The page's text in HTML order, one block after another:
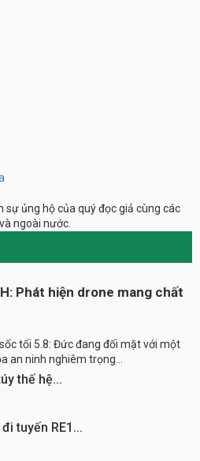
ủng hộ của quý đọc giả cùng các
ngoài nước.
Phát hiện drone mang chất
tối 5.8: Đức đang đối mặt với một
an ninh nghiêm trọng...
thế hệ...
tuyến RE1...